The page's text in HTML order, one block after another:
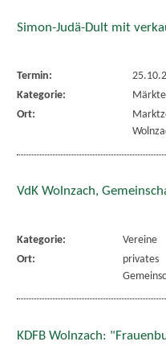
Simon-Judä-Dult mit
Termin:
Kategorie:
Märkte
Ort:
VdK Wolnzach,
Kategorie:
Vereine
Ort:
privates
KDFB Wolnzach: